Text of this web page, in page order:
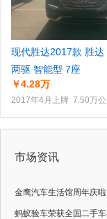
现代胜达2017款 胜达
两驱 智能型 7座
￥4.28万
2017年4月上牌 7.50万公
市场资讯
金鹰汽车生活馆周年庆
蚂蚁验车荣获全国二手